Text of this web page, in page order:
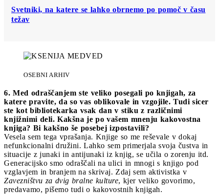
Svetniki, na katere se lahko obrnemo po pomoč v času
težav
OSEBNI ARHIV
6. Med odraščanjem ste veliko posegali po knjigah, za
katere pravite, da so vas oblikovale in vzgojile. Tudi sicer
ste kot bibliotekarka vsak dan v stiku z različnimi
knjižnimi deli. Kakšna je po vašem mnenju kakovostna
knjiga? Bi kakšno še posebej izpostavili?
Vesela sem tega vprašanja. Knjige so me reševale v dokaj
nefunkcionalni družini. Lahko sem primerjala svoja čustva in
situacije z junaki in antijunaki iz knjig, se učila o zorenju itd.
Generacijsko smo odraščali na ulici in mnogi s knjigo pod
vzglavjem in branjem na skrivaj. Zdaj sem aktivistka v
Zavezništvu za dvig bralne kulture, kjer veliko govorimo,
predavamo, pišemo tudi o kakovostnih knjigah.